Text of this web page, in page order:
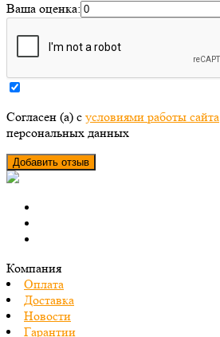
Ваша оценка:
Согласен (а) с условиями работы сайта
персональных данных
Компания
Оплата
Доставка
Новости
Гарантии